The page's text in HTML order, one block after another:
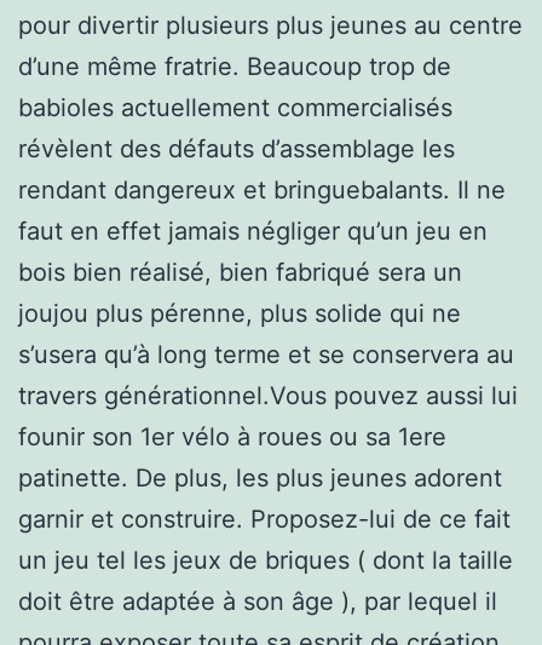
pour divertir plusieurs plus jeunes au centre
d’une même fratrie. Beaucoup trop de
babioles actuellement commercialisés
révèlent des défauts d’assemblage les
rendant dangereux et bringuebalants. Il ne
faut en effet jamais négliger qu’un jeu en
bois bien réalisé, bien fabriqué sera un
joujou plus pérenne, plus solide qui ne
s’usera qu’à long terme et se conservera au
travers générationnel.Vous pouvez aussi lui
founir son 1er vélo à roues ou sa 1ere
patinette. De plus, les plus jeunes adorent
garnir et construire. Proposez-lui de ce fait
un jeu tel les jeux de briques ( dont la taille
doit être adaptée à son âge ), par lequel il